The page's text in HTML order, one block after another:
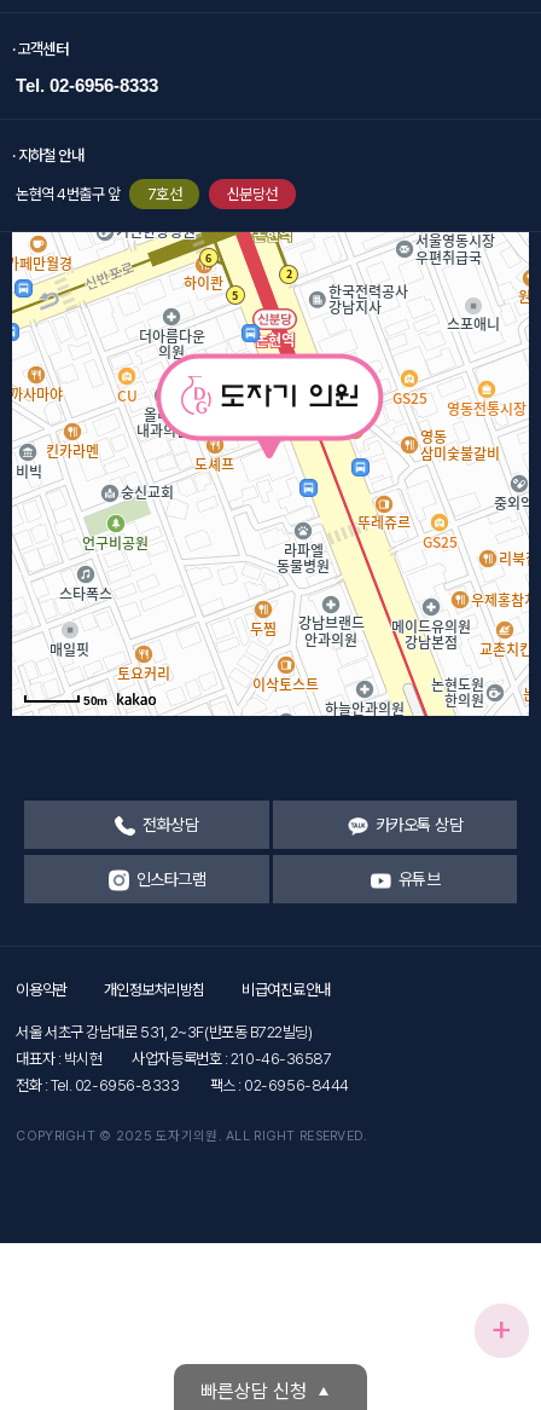
· 고객센터
Tel. 02-6956-8333
· 지하철 안내
논현역 4번출구 앞 7호선 신분당선
50m
전화상담 카카오톡 상담
인스타그램 유튜브
이용약관 개인정보처리방침 비급여진료안내
서울 서초구 강남대로 531, 2~3F(반포동 B722빌딩)
대표자 : 박시현
사업자등록번호 : 210-46-36587
전화 : Tel. 02-6956-8333
팩스 : 02-6956-8444
COPYRIGHT © 2025 도자기의원. ALL RIGHT RESERVED.
빠른상담 신청
+